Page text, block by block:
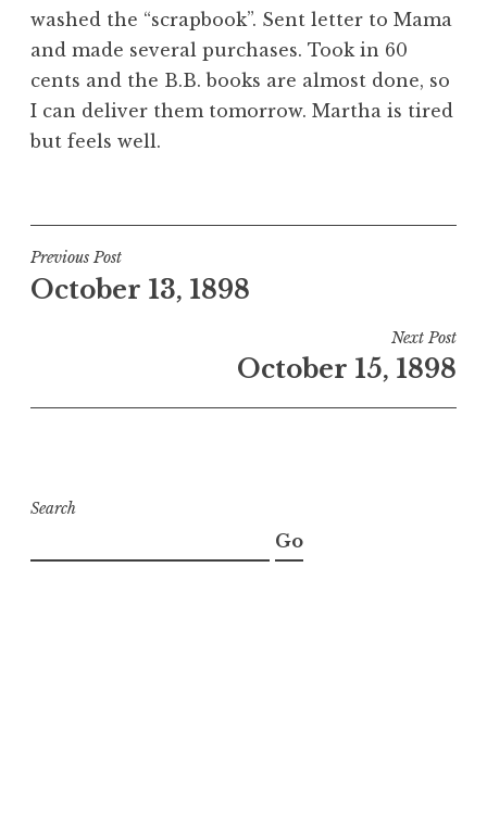
washed the “scrapbook”. Sent letter to Mama
and made several purchases. Took in 60
cents and the B.B. books are almost done, so
I can deliver them tomorrow. Martha is tired
but feels well.
Post
navigation
Previous Post
October 13, 1898
Next Post
October 15, 1898
Search
Go